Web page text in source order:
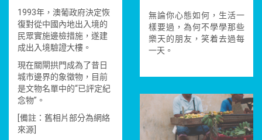
1993年，澳葡政府決定恢
復對從中國內地出入境的
民眾實施邊檢措施，遂建
成出入境驗證大樓。
現在關閘拱門成為了昔日
城市邊界的象徵物，目前
是文物名單中的“已評定紀
念物”。
[備註：舊相片部分為網絡
來源]
無論你心態如何，生活一
樣要過，為何不學學那些
樂天的朋友，笑着去過每
一天。